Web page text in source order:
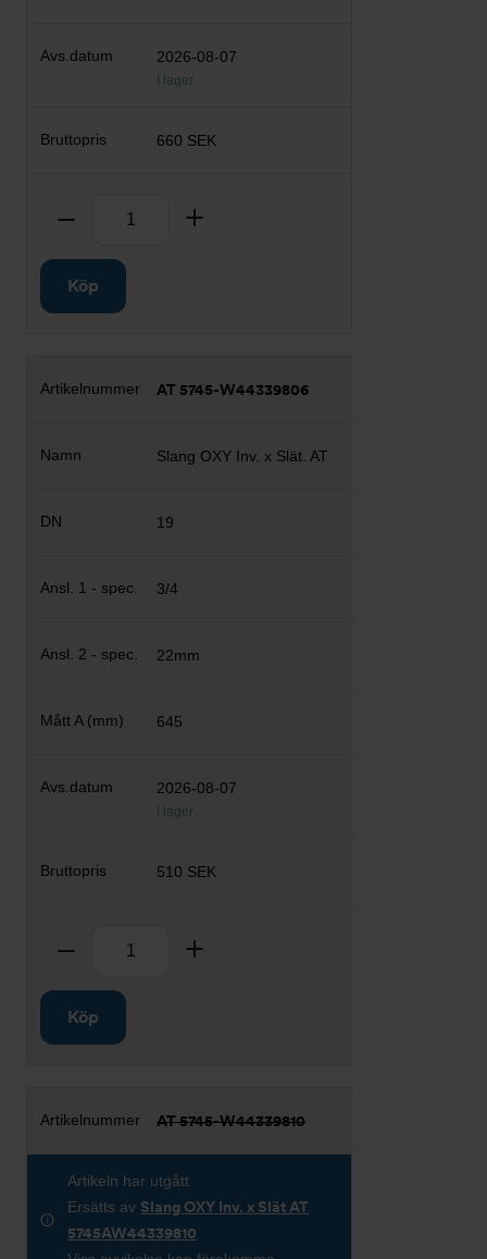
2026-08-07
I lager
660 SEK
Ta bort
Köp
AT 5745-W44339806
Slang OXY Inv. x Slät. AT
19
3/4
22mm
645
2026-08-07
I lager
510 SEK
Ta bort
Köp
AT 5745-W44339810
Artikeln har utgått
Ersätts av Slang OXY Inv. x Slät AT
5745AW44339810